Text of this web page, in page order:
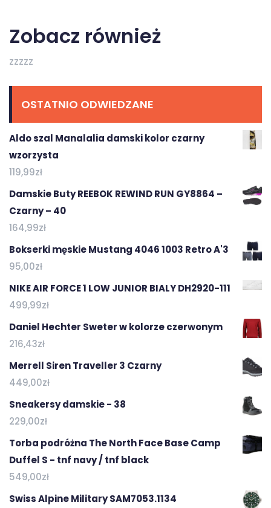
Zobacz również
zzzzz
OSTATNIO ODWIEDZANE
Aldo szal Manalalia damski kolor czarny
wzorzysta
119,99zł
Damskie Buty REEBOK REWIND RUN GY8864 –
Czarny – 40
164,99zł
Bokserki męskie Mustang 4046 1003 Retro A'3
95,00zł
NIKE AIR FORCE 1 LOW JUNIOR BIALY DH2920-111
499,99zł
Daniel Hechter Sweter w kolorze czerwonym
216,43zł
Merrell Siren Traveller 3 Czarny
449,00zł
Sneakersy damskie - 38
229,00zł
Torba podróżna The North Face Base Camp
Duffel S - tnf navy / tnf black
549,00zł
Swiss Alpine Military SAM7053.1134